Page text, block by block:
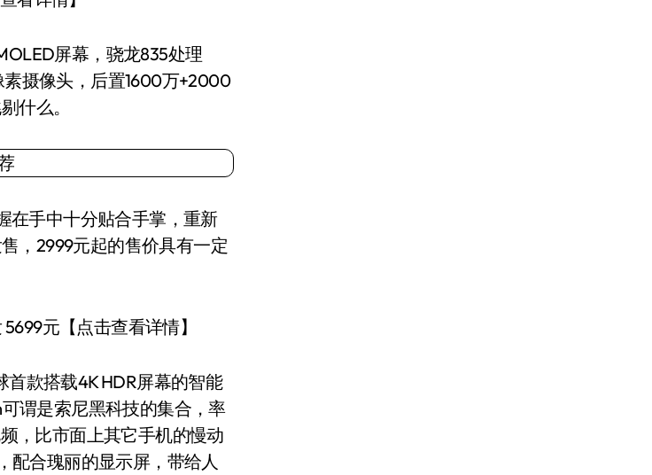
屏幕，骁龙835处理
素摄像头，后置1600万+2000
什么。
手中十分贴合手掌，重新
，2999元起的售价具有一定
元【点击查看详情】
款搭载4K HDR屏幕的智能
谓是索尼黑科技的集合，率
，比市面上其它手机的慢动
配合瑰丽的显示屏，带给人